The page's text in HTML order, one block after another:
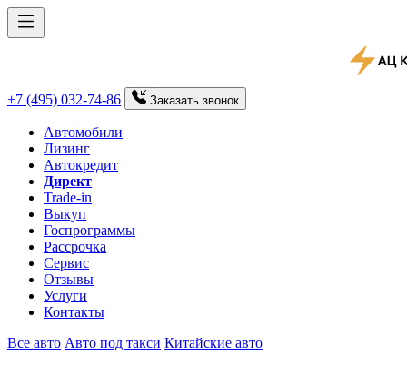
+7 (495) 032-74-86 Заказать звонок
Автомобили
Лизинг
Автокредит
Директ
Trade-in
Выкуп
Госпрограммы
Рассрочка
Сервис
Отзывы
Услуги
Контакты
Все авто Авто под такси Китайские авто